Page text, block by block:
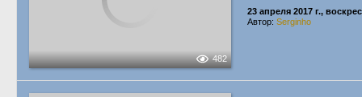
482
23 апреля 2017 г.,
Автор: Serginho